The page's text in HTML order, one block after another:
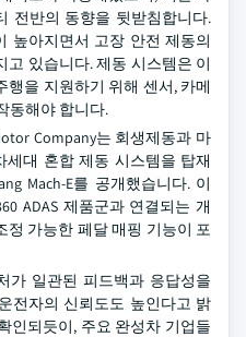
전반의 동향을 뒷받침합니다.
높아지면서 고장 안전 제동의
있습니다. 제동 시스템은 이
을 지원하기 위해 센서, 카메
동해야 합니다.
Company는 회생제동과 마
대 혼합 제동 시스템을 탑재
Mach-E를 공개했습니다. 이
ADAS 제품군과 연결되는 개
가능한 페달 매핑 기능이 포
가 일관된 피드백과 응답성을
전자의 신뢰도도 높인다고 밝
인되듯이, 주요 완성차 기업들